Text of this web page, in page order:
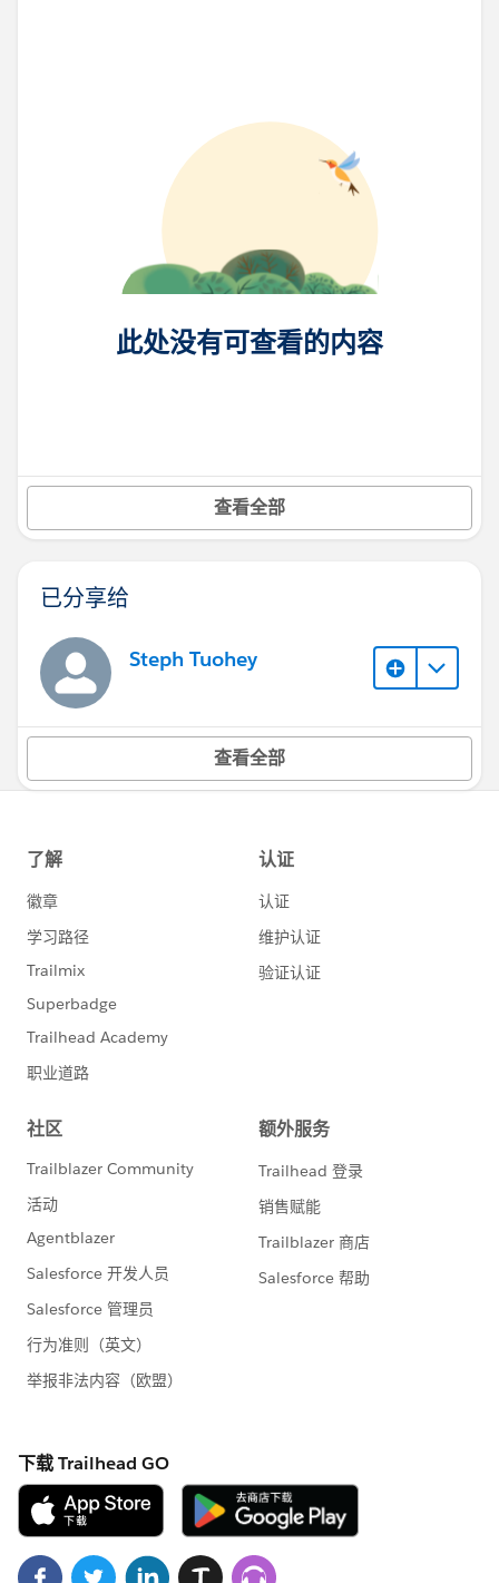
此处没有可查看的内容
查看全部
已分享给
Steph Tuohey
查看全部